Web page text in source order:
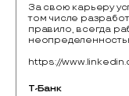
За свою карьеру
том числе
правило, всегда
https://
T-Банк